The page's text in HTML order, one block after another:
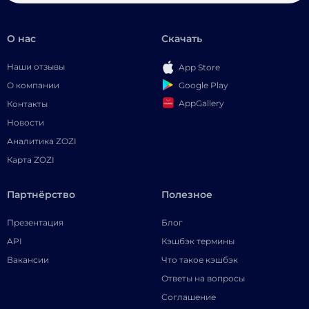
О нас
Наши отзывы
О компании
Контакты
Новости
Аналитика ZOZI
Карта ZOZI
Скачать
App Store
Google Play
AppGallery
Партнёрство
Презентация
API
Вакансии
Полезное
Блог
Кэшбэк термины
Что такое кэшбэк
Ответы на вопросы
Соглашение